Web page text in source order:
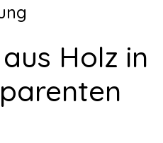
Holz in